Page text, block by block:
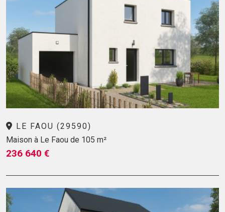
LE FAOU (29590)
Maison à Le Faou de 105 m²
236 640 €